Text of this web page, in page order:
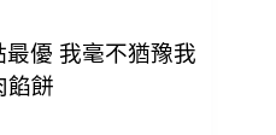
優 我毫不猶豫我
餡餅